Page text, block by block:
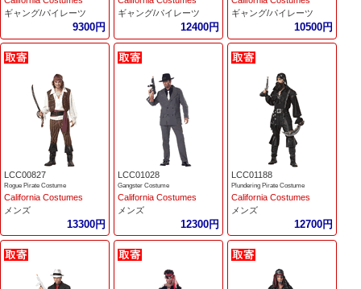
ギャング/パイレーツ
9300円
ギャング/パイレーツ
12400円
ギャング/パイレーツ
10500円
LCC00827
Rogue Pirate Costume
California Costumes
メンズ
13300円
LCC01028
Gangster Costume
California Costumes
メンズ
12300円
LCC01188
Plundering Pirate Costume
California Costumes
メンズ
12700円